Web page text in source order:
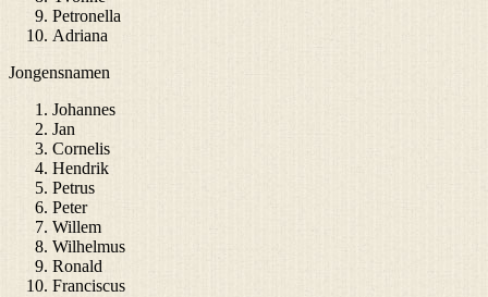
Petronella
Adriana
Jongensnamen
Johannes
Jan
Cornelis
Hendrik
Petrus
Peter
Willem
Wilhelmus
Ronald
Franciscus